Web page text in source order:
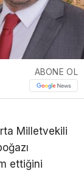
ABONE OL
Milletvekili
ettiğini